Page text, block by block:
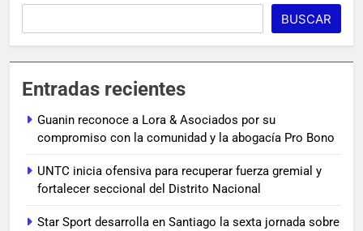
BUSCAR
Entradas recientes
Guanin reconoce a Lora & Asociados por su
compromiso con la comunidad y la abogacía Pro Bono
UNTC inicia ofensiva para recuperar fuerza gremial y
fortalecer seccional del Distrito Nacional
Star Sport desarrolla en Santiago la sexta jornada sobre